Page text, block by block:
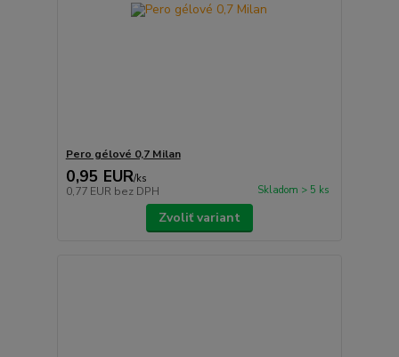
Pero gélové 0,7 Milan
0,95 EUR/ks
0,77 EUR bez DPH Skladom > 5 ks
Zvoliť variant